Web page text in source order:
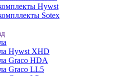
Hywst
Sotex
Hywst XHD
Graco HDA
Graco LL5